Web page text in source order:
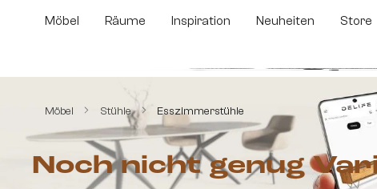
Hauptinhalt springen
Zur Suche springen
Zur Hauptnavigation springen
Möbel Räume Inspiration Neuheiten Store
Möbel Stühle Esszimmerstühle
Bildergalerie überspringen
Noch nicht genug